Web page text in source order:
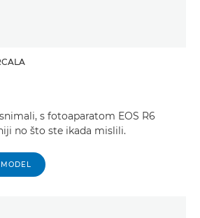
s fotoaparatom EOS R6
no što ste ikada mislili.